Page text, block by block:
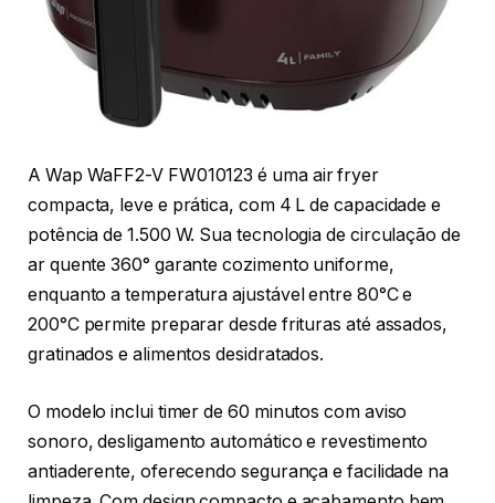
A Wap WaFF2-V FW010123 é uma air fryer
compacta, leve e prática, com 4 L de capacidade e
potência de 1.500 W. Sua tecnologia de circulação de
ar quente 360° garante cozimento uniforme,
enquanto a temperatura ajustável entre 80°C e
200°C permite preparar desde frituras até assados,
gratinados e alimentos desidratados.
O modelo inclui timer de 60 minutos com aviso
sonoro, desligamento automático e revestimento
antiaderente, oferecendo segurança e facilidade na